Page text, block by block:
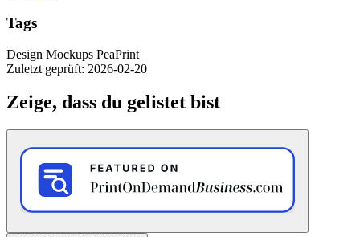
Tags
Design Mockups PeaPrint
Zuletzt geprüft: 2026-02-20
Zeige, dass du gelistet bist